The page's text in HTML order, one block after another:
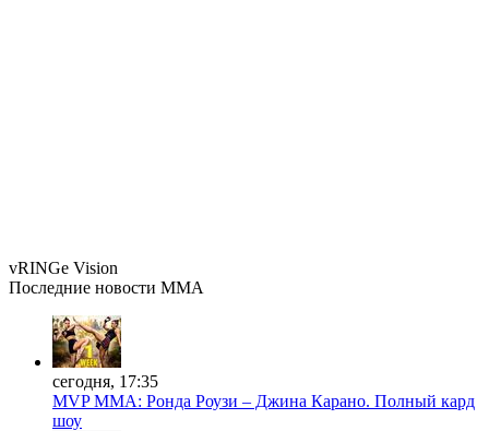
vRINGe Vision
Последние новости MMA
сегодня, 17:35
MVP MMA: Ронда Роузи – Джина Карано. Полный кард
шоу